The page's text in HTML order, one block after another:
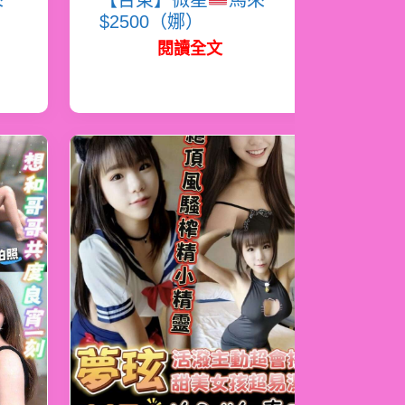
$2500（娜）
閱讀全文